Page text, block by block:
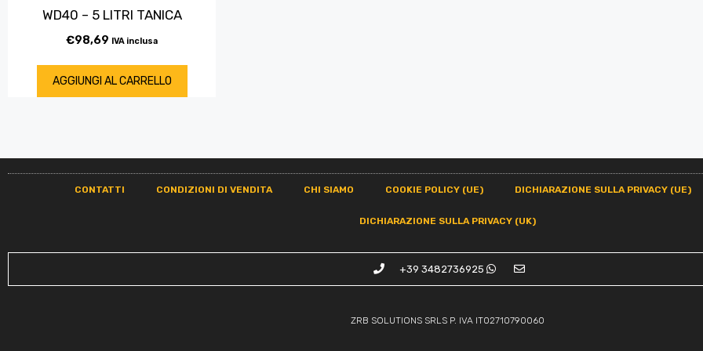
WD40 – 5 LITRI TANICA
€98,69 IVA inclusa
AGGIUNGI AL CARRELLO
CONTATTI CONDIZIONI DI VENDITA CHI SIAMO COOKIE POLICY (UE) DICHIARAZIONE SULLA PRIVACY (UE)
DICHIARAZIONE SULLA PRIVACY (UK)
+39 3482736925
ZRB SOLUTIONS SRLS P. IVA IT02710790060